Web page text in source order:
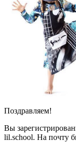
Поздравляем!
Вы
lil.school. На почту